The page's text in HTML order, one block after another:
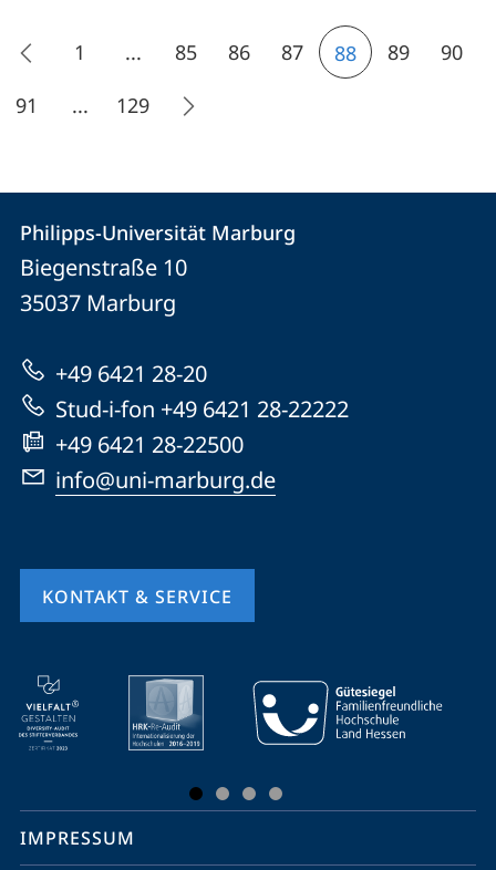
1 ... 85 86 87 88 89
90
91
... 129
Kontakt
und
Informationen
zur
Website
Kontaktinformationen
Philipps-
Universität
Marburg
Philipps-Universität Marburg
Biegenstraße 10
35037 Marburg
+49 6421 28-20
Stud-i-fon +49 6421 28-22222
+49 6421 28-22500
info@uni-marburg.de
KONTAKT & SERVICE
Mobile-
Service-
Navigation
Social
Media
IMPRESSUM